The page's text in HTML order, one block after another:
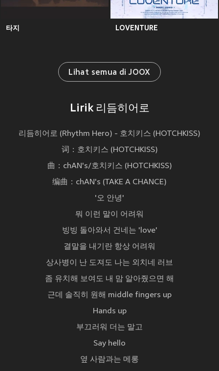
타지 LOVENTURE
Lihat semua di JOOX
Lirik 리듬히어로
리듬히어로 (Rhythm Hero) - 호치키스 (HOTCHKISS)
词：호치키스 (HOTCHKISS)
曲：chAN's/호치키스 (HOTCHKISS)
编曲：chAN's (TAKE A CHANCE)
'오 안녕'
뭐 이런 말이 어려워
빙빙 돌아와서 건네는 'love'
결말을 내기란 항상 어려워
상사병이 난 도져도 나는 외치네 러브
좀 유치해 보여도 내 맘 알아줬으면 해
근데 솔직히 원해 middle fingers up
Hands up
부끄러워 더는 말고
Say hello
옆 사람과는 메롱